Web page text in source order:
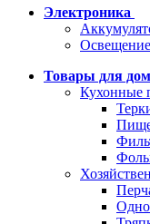
Электроника
Освещение
Товары для
Кухонные